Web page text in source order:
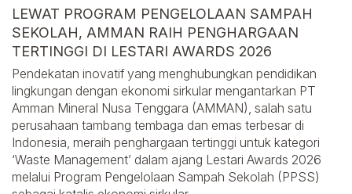
LEWAT PROGRAM PENGELOLAAN SAMPAH
SEKOLAH, AMMAN RAIH PENGHARGAAN
TERTINGGI DI LESTARI AWARDS 2026
Pendekatan inovatif yang menghubungkan pendidikan
lingkungan dengan ekonomi sirkular mengantarkan PT
Amman Mineral Nusa Tenggara (AMMAN), salah satu
perusahaan tambang tembaga dan emas terbesar di
Indonesia, meraih penghargaan tertinggi untuk kategori
‘Waste Management’ dalam ajang Lestari Awards 2026
melalui Program Pengelolaan Sampah Sekolah (PPSS)